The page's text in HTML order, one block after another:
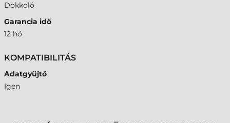
Dokkoló
Garancia idő
12 hó
KOMPATIBILITÁS
Adatgyűjtő
Igen